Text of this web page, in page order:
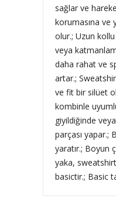
sağlar ve
korumasına ve
olur.; Uzun
veya
daha rahat ve
artar.;
ve fit bir silüet
kombinle
giyildiğinde
parçası yapar.;
yaratır.; Boyun
yaka, sweatshirt
basictir.; Basic